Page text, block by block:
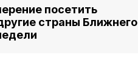
посетить
страны Ближнего